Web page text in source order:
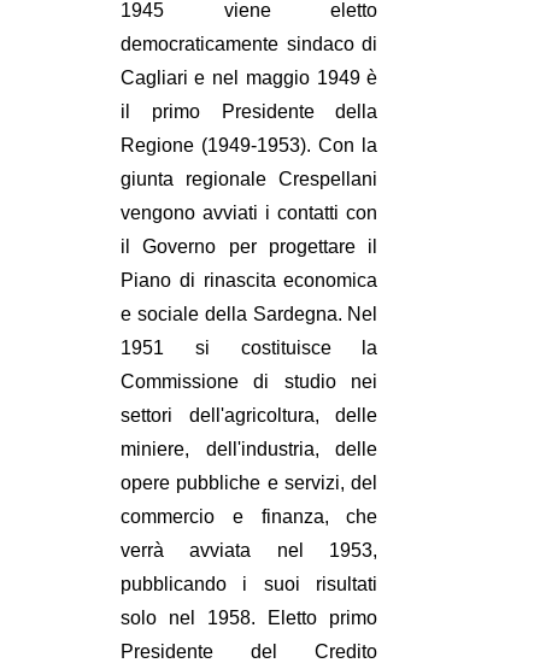
1945 viene eletto
democraticamente sindaco di
Cagliari e nel maggio 1949 è
il primo Presidente della
Regione (1949-1953). Con la
giunta regionale Crespellani
vengono avviati i contatti con
il Governo per progettare il
Piano di rinascita economica
e sociale della Sardegna. Nel
1951 si costituisce la
Commissione di studio nei
settori dell'agricoltura, delle
miniere, dell'industria, delle
opere pubbliche e servizi, del
commercio e finanza, che
verrà avviata nel 1953,
pubblicando i suoi risultati
solo nel 1958. Eletto primo
Presidente del Credito